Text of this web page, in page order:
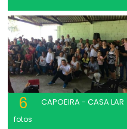
6
fotos
CAPOEIRA - CASA LAR